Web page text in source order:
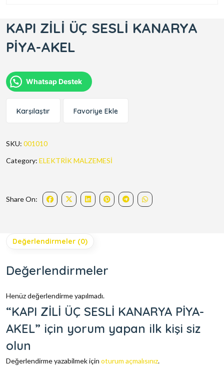
KAPI ZİLİ ÜÇ SESLİ KANARYA
PİYA-AKEL
Whatsap Destek
Karşılaştır Favoriye Ekle
SKU: 001010
Category: ELEKTRİK MALZEMESİ
Share On:
Değerlendirmeler (0)
Değerlendirmeler
Henüz değerlendirme yapılmadı.
“KAPI ZİLİ ÜÇ SESLİ KANARYA PİYA-
AKEL” için yorum yapan ilk kişi siz
olun
Değerlendirme yazabilmek için oturum açmalısınız.